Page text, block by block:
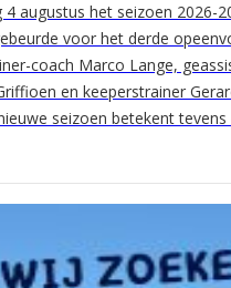
4 augustus het seizoen 2026-
voor het derde
coach Marco Lange,
en keeperstrainer
seizoen betekent tevens